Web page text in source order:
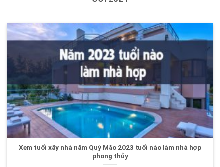
Xem tuổi xây nhà năm Quý Mão 2023 tuổi nào làm nhà hợp
phong thủy